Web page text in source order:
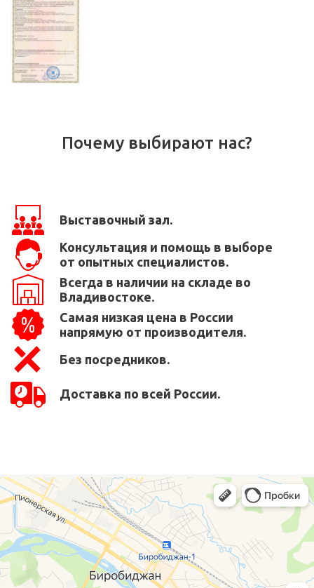
Почему выбирают нас?
Выставочный зал.
Консультация и помощь в выборе
от опытных специалистов.
Всегда в наличии на складе во
Владивостоке.
Самая низкая цена в России
напрямую от производителя.
Без посредников.
Доставка по всей России.